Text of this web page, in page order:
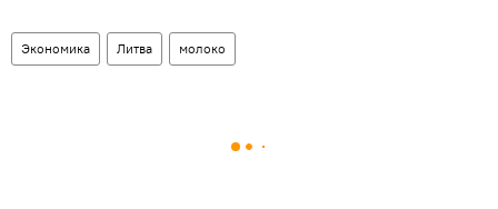
Экономика Литва молоко